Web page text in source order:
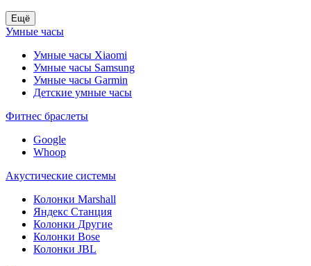
Ещё
Умные часы
Умные часы Xiaomi
Умные часы Samsung
Умные часы Garmin
Детские умные часы
Фитнес браслеты
Google
Whoop
Акустические системы
Колонки Marshall
Яндекс Станция
Колонки Другие
Колонки Bose
Колонки JBL